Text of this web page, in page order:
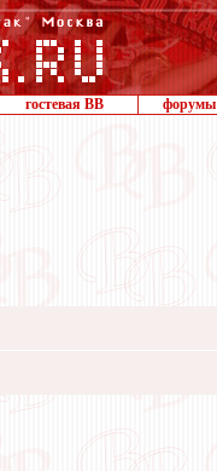
гостевая ВВ форумы